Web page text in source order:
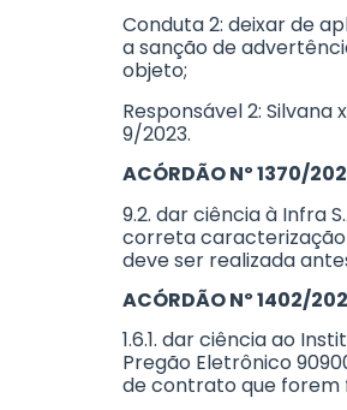
Conduta 2: deixar de
a sanção de
objeto;
Responsável 2:
9/2023.
ACÓRDÃO Nº 1370/
9.2. dar ciência à Infra
correta caracterização
deve ser realizada
ACÓRDÃO Nº 1402/
1.6.1. dar ciência ao
Pregão Eletrônico
de contrato que forem